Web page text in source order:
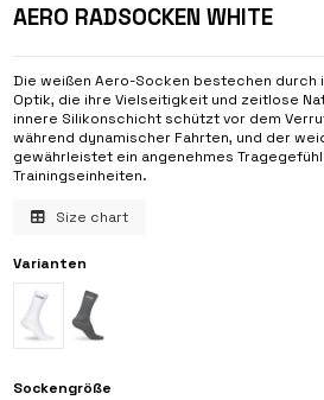
AERO RADSOCKEN WHITE
Die weißen Aero-Socken bestechen durch
Optik, die ihre Vielseitigkeit und zeitlose
innere Silikonschicht schützt vor dem
während dynamischer Fahrten, und der
gewährleistet ein angenehmes
Trainingseinheiten.
Size chart
Varianten
Sockengröße